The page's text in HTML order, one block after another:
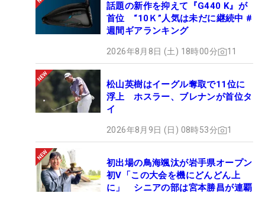
話題の新作を抑えて『G440 K』が
首位 “10Ｋ”人気は未だに継続中 #
週間ギアランキング
2026年8月8日 (土) 18時00分 11
松山英樹はイーグル奪取で11位に
浮上 ホスラー、ブレナンが首位タ
イ
2026年8月9日 (日) 08時53分 1
初出場の鳥海颯汰が岩手県オープン
初V「この大会を機にどんどん上
に」 シニアの部は宮本勝昌が連覇